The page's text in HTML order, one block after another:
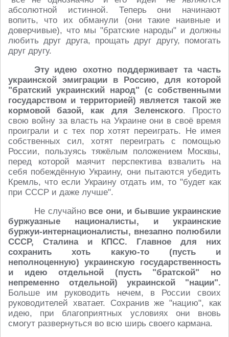
абсолютной истинной. Теперь они начинают
вопить, что их обманули (они такие наивные и
доверчивые), что мы "братские народы" и должны
любить друг друга, прощать друг другу, помогать
друг другу.
Эту идею охотно поддерживает та часть
украинской эмиграции в Россию, для которой
"братский украинский народ" (с собственными
государством и территорией) является такой же
кормовой базой, как для Зеленского. Просто
свою войну за власть на Украине они в своё время
проиграли и с тех пор хотят переиграть. Не имея
собственных сил, хотят переиграть с помощью
России, пользуясь тяжёлым положением Москвы,
перед которой маячит перспектива взвалить на
себя побеждённую Украину, они пытаются убедить
Кремль, что если Украину отдать им, то "будет как
при СССР и даже лучше".
Не случайно все они, и бывшие украинские
буржуазные националисты, и украинские
буржуи-интернационалисты, внезапно полюбили
СССР, Сталина и КПСС. Главное для них
сохранить хоть какую-то (пусть и
неполноценную) украинскую государственность
и идею отдельной (пусть "братской" но
непременно отдельной) украинской "нации".
Больше им руководить нечем, в России своих
руководителей хватает. Сохранив же "нацию", как
идею, при благоприятных условиях они вновь
смогут развернуться во всю ширь своего кармана.